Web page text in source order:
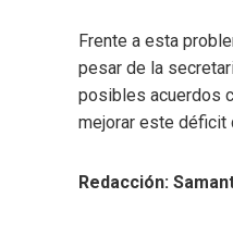
Frente a esta
pesar de la
posibles acuerdos
mejorar este déficit
Redacción: